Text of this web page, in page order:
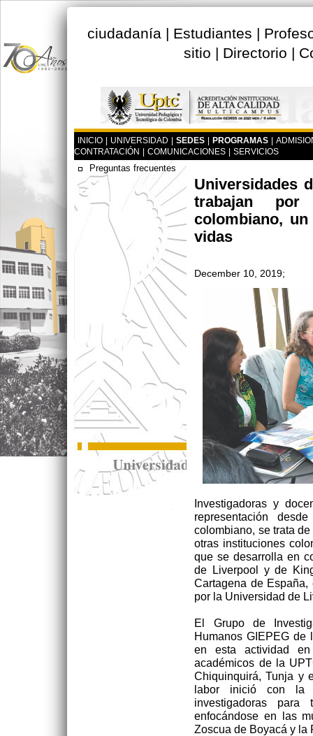
ciudadanía | Estudiantes |
sitio | Directorio |
INICIO UNIVERSIDAD SEDES PROGRAMAS
CONTRATACIÓN
COMUNICACIONES SERVICIOS
Preguntas frecuentes
Universidades
trabajan
colombiano,
vidas
December 10, 2019;
Investigadoras y
representación
colombiano, se trata
otras instituciones
que se desarrolla en
de Liverpool y de
Cartagena de
por la Universidad de
El Grupo de
Humanos GIEPEG de
en esta actividad
académicos de la
Chiquinquirá, Tunja y
labor inició con la
investigadoras
enfocándose en las
Zoscua de Boyacá y la